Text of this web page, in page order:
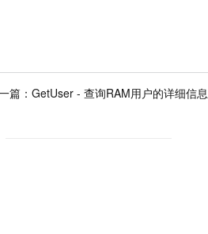
篇： GetUser - 查询RAM用户的详细信息